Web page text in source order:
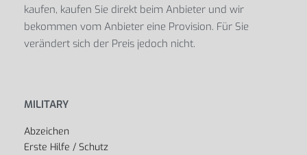
kaufen, kaufen Sie direkt beim Anbieter und wir
bekommen vom Anbieter eine Provision. Für Sie
verändert sich der Preis jedoch nicht.
MILITARY
Abzeichen
Erste Hilfe / Schutz